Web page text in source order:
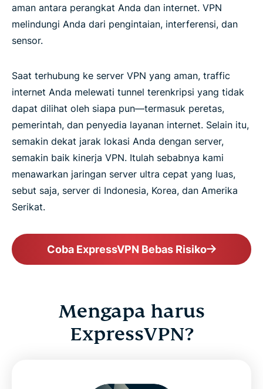
aman antara perangkat Anda dan internet. VPN
melindungi Anda dari pengintaian, interferensi, dan
sensor.
Saat terhubung ke server VPN yang aman, traffic
internet Anda melewati tunnel terenkripsi yang tidak
dapat dilihat oleh siapa pun—termasuk peretas,
pemerintah, dan penyedia layanan internet. Selain itu,
semakin dekat jarak lokasi Anda dengan server,
semakin baik kinerja VPN. Itulah sebabnya kami
menawarkan jaringan server ultra cepat yang luas,
sebut saja, server di Indonesia, Korea, dan Amerika
Serikat.
Coba ExpressVPN Bebas Risiko
Mengapa harus
ExpressVPN?